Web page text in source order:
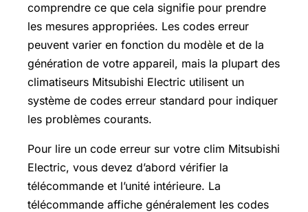
comprendre ce que cela signifie pour prendre
les mesures appropriées. Les codes erreur
peuvent varier en fonction du modèle et de la
génération de votre appareil, mais la plupart des
climatiseurs Mitsubishi Electric utilisent un
système de codes erreur standard pour indiquer
les problèmes courants.
Pour lire un code erreur sur votre clim Mitsubishi
Electric, vous devez d’abord vérifier la
télécommande et l’unité intérieure. La
télécommande affiche généralement les codes